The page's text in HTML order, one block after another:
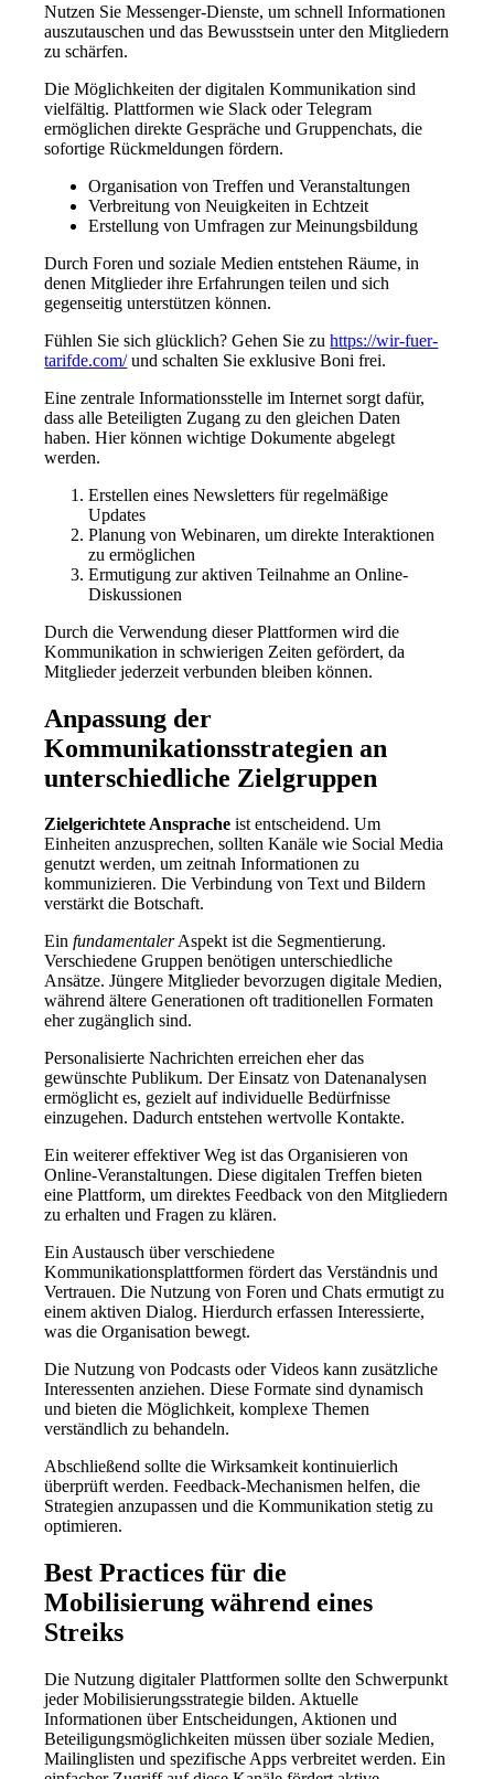
Nutzen Sie Messenger-Dienste, um schnell Informationen
auszutauschen und das Bewusstsein unter den Mitgliedern
zu schärfen.
Die Möglichkeiten der digitalen Kommunikation sind
vielfältig. Plattformen wie Slack oder Telegram
ermöglichen direkte Gespräche und Gruppenchats, die
sofortige Rückmeldungen fördern.
Organisation von Treffen und Veranstaltungen
Verbreitung von Neuigkeiten in Echtzeit
Erstellung von Umfragen zur Meinungsbildung
Durch Foren und soziale Medien entstehen Räume, in
denen Mitglieder ihre Erfahrungen teilen und sich
gegenseitig unterstützen können.
Fühlen Sie sich glücklich? Gehen Sie zuhttps://wir-fuer-
tarifde.com/und schalten Sie exklusive Boni frei.
Eine zentrale Informationsstelle im Internet sorgt dafür,
dass alle Beteiligten Zugang zu den gleichen Daten
haben. Hier können wichtige Dokumente abgelegt
werden.
Erstellen eines Newsletters für regelmäßige
Updates
Planung von Webinaren, um direkte Interaktionen
zu ermöglichen
Ermutigung zur aktiven Teilnahme an Online-
Diskussionen
Durch die Verwendung dieser Plattformen wird die
Kommunikation in schwierigen Zeiten gefördert, da
Mitglieder jederzeit verbunden bleiben können.
Anpassung der
Kommunikationsstrategien an
unterschiedliche Zielgruppen
Zielgerichtete Ansprache ist entscheidend. Um
Einheiten anzusprechen, sollten Kanäle wie Social Media
genutzt werden, um zeitnah Informationen zu
kommunizieren. Die Verbindung von Text und Bildern
verstärkt die Botschaft.
EinfundamentalerAspekt ist die Segmentierung.
Verschiedene Gruppen benötigen unterschiedliche
Ansätze. Jüngere Mitglieder bevorzugen digitale Medien,
während ältere Generationen oft traditionellen Formaten
eher zugänglich sind.
Personalisierte Nachrichten erreichen eher das
gewünschte Publikum. Der Einsatz von Datenanalysen
ermöglicht es, gezielt auf individuelle Bedürfnisse
einzugehen. Dadurch entstehen wertvolle Kontakte.
Ein weiterer effektiver Weg ist das Organisieren von
Online-Veranstaltungen. Diese digitalen Treffen bieten
eine Plattform, um direktes Feedback von den Mitgliedern
zu erhalten und Fragen zu klären.
Ein Austausch über verschiedene
Kommunikationsplattformen fördert das Verständnis und
Vertrauen. Die Nutzung von Foren und Chats ermutigt zu
einem aktiven Dialog. Hierdurch erfassen Interessierte,
was die Organisation bewegt.
Die Nutzung von Podcasts oder Videos kann zusätzliche
Interessenten anziehen. Diese Formate sind dynamisch
und bieten die Möglichkeit, komplexe Themen
verständlich zu behandeln.
Abschließend sollte die Wirksamkeit kontinuierlich
überprüft werden. Feedback-Mechanismen helfen, die
Strategien anzupassen und die Kommunikation stetig zu
optimieren.
Best Practices für die
Mobilisierung während eines
Streiks
Die Nutzung digitaler Plattformen sollte den Schwerpunkt
jeder Mobilisierungsstrategie bilden. Aktuelle
Informationen über Entscheidungen, Aktionen und
Beteiligungsmöglichkeiten müssen über soziale Medien,
Mailinglisten und spezifische Apps verbreitet werden. Ein